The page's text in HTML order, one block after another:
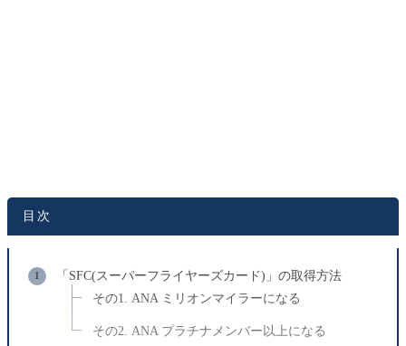
目次
「SFC(スーパーフライヤーズカード)」の取得方法
その1. ANA ミリオンマイラーになる
その2. ANA プラチナメンバー以上になる